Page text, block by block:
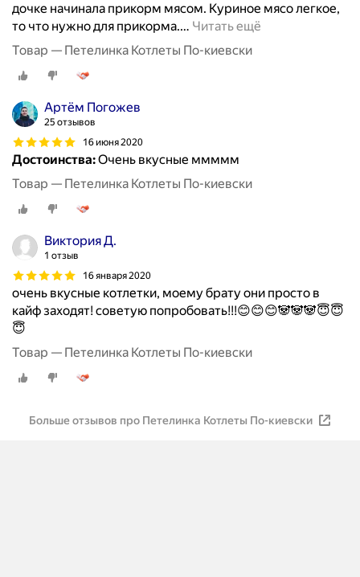
дочке начинала прикорм мясом. Куриное мясо легкое,
то что нужно для прикорма.… Читать ещё
Товар — Петелинка Котлеты По-киевски
Артём Погожев
25 отзывов
16 июня 2020
Достоинства:Очень вкусные ммммм
Товар — Петелинка Котлеты По-киевски
Виктория Д.
1 отзыв
16 января 2020
очень вкусные котлетки, моему брату они просто в
кайф заходят! советую попробовать!!!😊😊😊🐼🐼🐼😇😇
😇
Товар — Петелинка Котлеты По-киевски
Больше отзывов про Петелинка Котлеты По-киевски